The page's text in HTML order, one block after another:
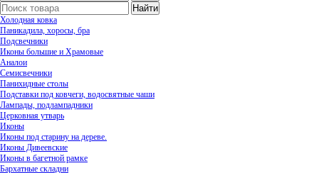
Холодная ковка
Паникадила, хоросы, бра
Подсвечники
Иконы большие и Храмовые
Аналои
Семисвечники
Панихидные столы
Подставки под ковчеги, водосвятные чаши
Лампады, подлампадники
Церковная утварь
Иконы
Иконы под старину на дереве.
Иконы Дивеевские
Иконы в багетной рамке
Бархатные складни